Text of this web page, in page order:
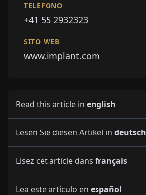
TELEFONO
+41 55 2932323
SITO WEB
www.implant.com
Read this article in english
Lesen Sie diesen Artikel in deutsch
Lisez cet article dans français
Lea este artículo en español